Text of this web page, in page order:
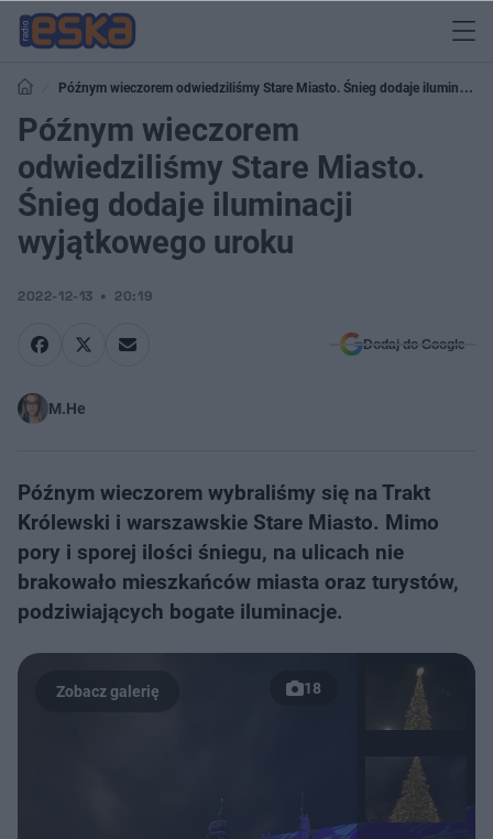
Późnym wieczorem odwiedziliśmy Stare Miasto. Śnieg dodaje iluminacji
wyjątkowego uroku
Późnym wieczorem
odwiedziliśmy Stare Miasto.
Śnieg dodaje iluminacji
wyjątkowego uroku
2022-12-13 20:19
Dodaj do Google
M.He
Późnym wieczorem wybraliśmy się na Trakt
Królewski i warszawskie Stare Miasto. Mimo
pory i sporej ilości śniegu, na ulicach nie
brakowało mieszkańców miasta oraz turystów,
podziwiających bogate iluminacje.
18